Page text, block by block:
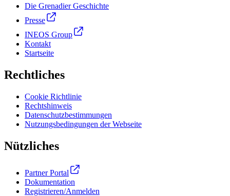
Die Grenadier Geschichte
Presse
INEOS Group
Kontakt
Startseite
Rechtliches
Cookie Richtlinie
Rechtshinweis
Datenschutzbestimmungen
Nutzungsbedingungen der Webseite
Nützliches
Partner Portal
Dokumentation
Registrieren/Anmelden